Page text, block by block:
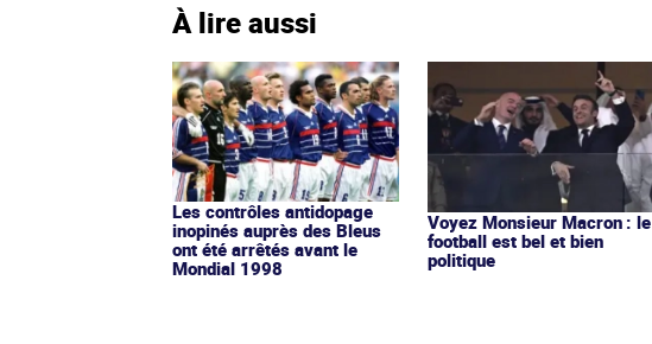
À lire aussi
Les contrôles antidopage
inopinés auprès des Bleus
ont été arrêtés avant le
Mondial 1998
Voyez Monsieur Macron : le
football est bel et bien
politique